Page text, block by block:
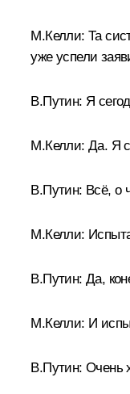
М.Келли: Та
уже успели
В.Путин: Я
М.Келли: Да. Я
В.Путин: Всё, о
М.Келли:
В.Путин: Да,
М.Келли: И
В.Путин: Очень